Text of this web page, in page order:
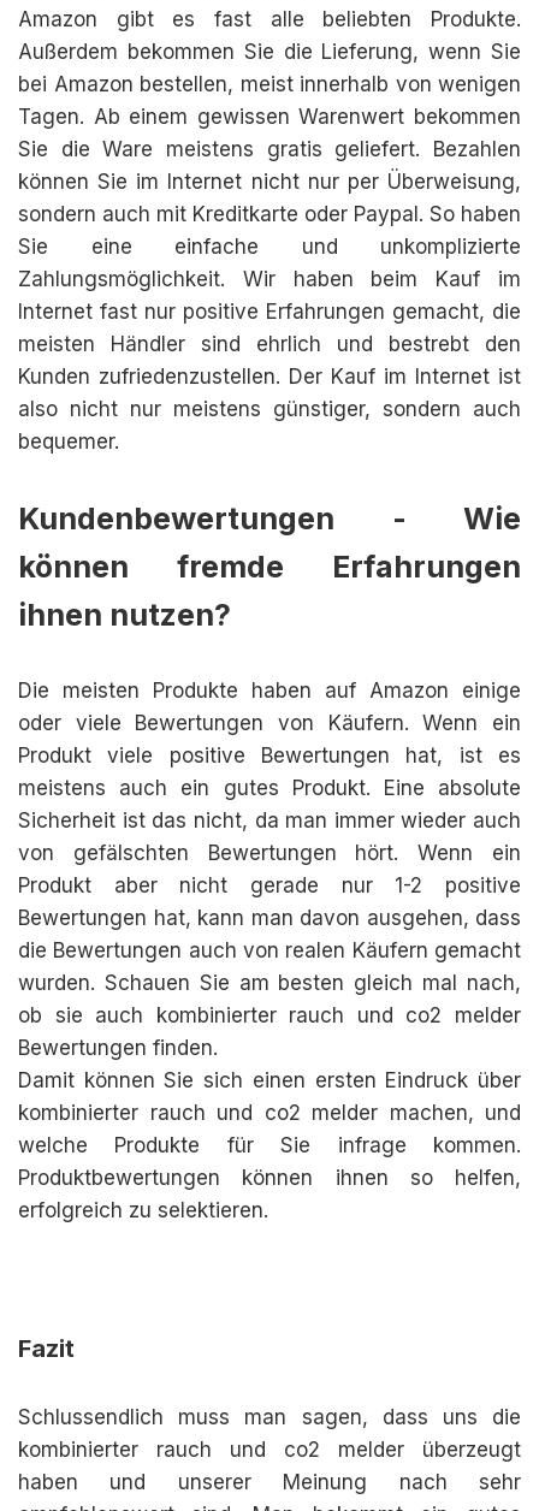
Amazon gibt es fast alle beliebten Produkte.
Außerdem bekommen Sie die Lieferung, wenn Sie
bei Amazon bestellen, meist innerhalb von wenigen
Tagen. Ab einem gewissen Warenwert bekommen
Sie die Ware meistens gratis geliefert. Bezahlen
können Sie im Internet nicht nur per Überweisung,
sondern auch mit Kreditkarte oder Paypal. So haben
Sie eine einfache und unkomplizierte
Zahlungsmöglichkeit. Wir haben beim Kauf im
Internet fast nur positive Erfahrungen gemacht, die
meisten Händler sind ehrlich und bestrebt den
Kunden zufriedenzustellen. Der Kauf im Internet ist
also nicht nur meistens günstiger, sondern auch
bequemer.
Kundenbewertungen - Wie
können fremde Erfahrungen
ihnen nutzen?
Die meisten Produkte haben auf Amazon einige
oder viele Bewertungen von Käufern. Wenn ein
Produkt viele positive Bewertungen hat, ist es
meistens auch ein gutes Produkt. Eine absolute
Sicherheit ist das nicht, da man immer wieder auch
von gefälschten Bewertungen hört. Wenn ein
Produkt aber nicht gerade nur 1-2 positive
Bewertungen hat, kann man davon ausgehen, dass
die Bewertungen auch von realen Käufern gemacht
wurden. Schauen Sie am besten gleich mal nach,
ob sie auch kombinierter rauch und co2 melder
Bewertungen finden.
Damit können Sie sich einen ersten Eindruck über
kombinierter rauch und co2 melder machen, und
welche Produkte für Sie infrage kommen.
Produktbewertungen können ihnen so helfen,
erfolgreich zu selektieren.
Fazit
Schlussendlich muss man sagen, dass uns die
kombinierter rauch und co2 melder überzeugt
haben und unserer Meinung nach sehr